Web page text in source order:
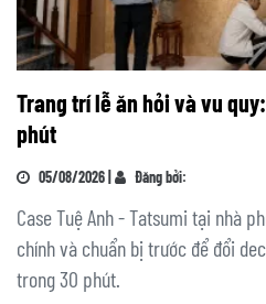
Trang trí lễ ăn hỏi và vu
phút
05/08/2026 | Đăng bởi:
Case Tuệ Anh - Tatsumi tại nhà
chính và chuẩn bị trước để đổi
trong 30 phút.